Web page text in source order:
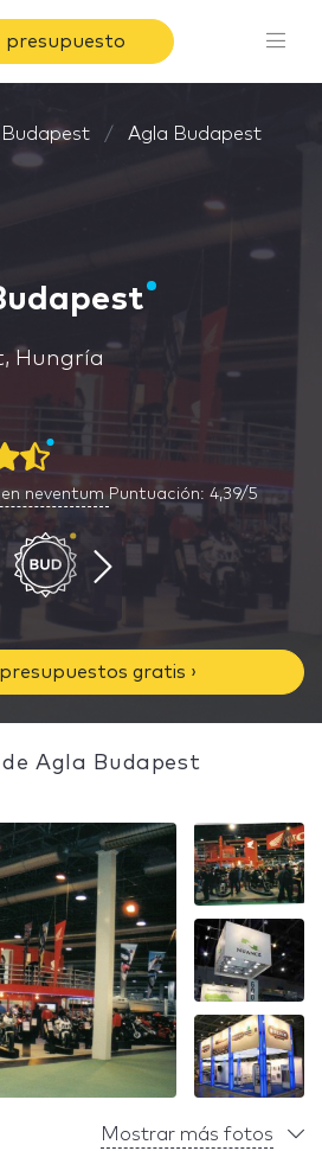
presupuesto
Budapest Agla Budapest
Hungría
neventum Puntuación: 4,39/5
gratis ›
Agla Budapest
Mostrar más fotos